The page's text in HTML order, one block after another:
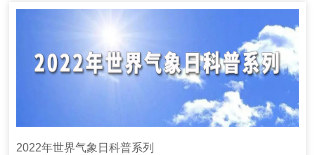
2022年世界气象日科普系列